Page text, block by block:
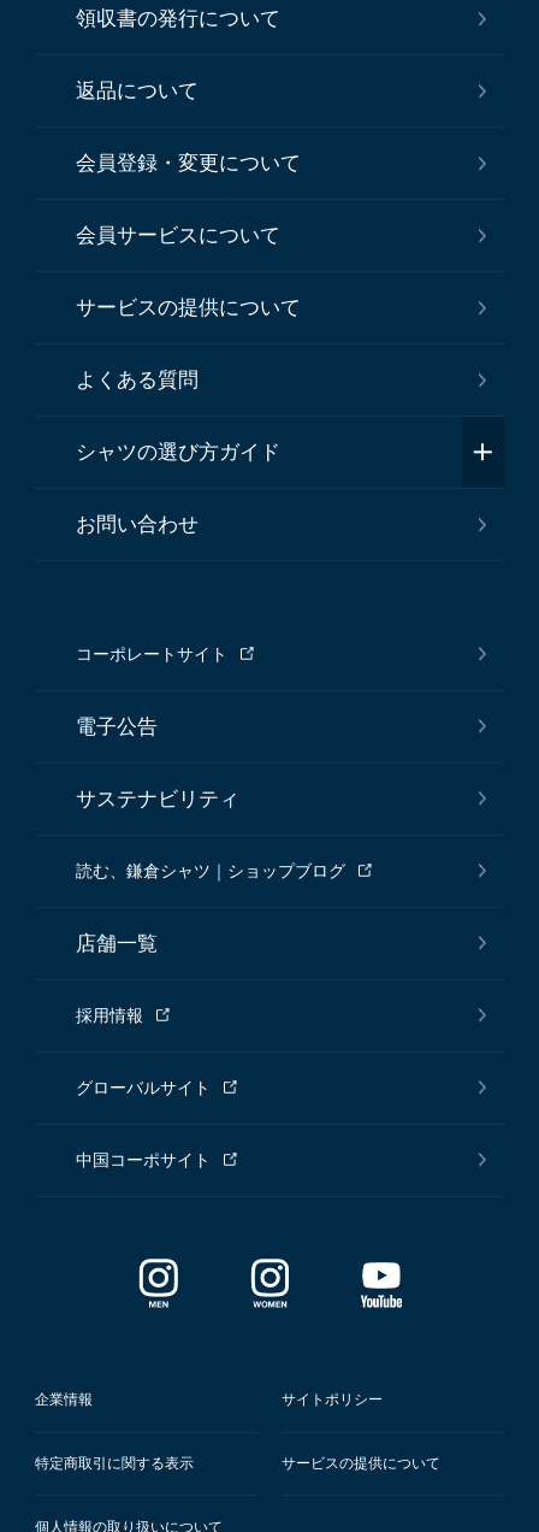
領収書の発行について
返品について
会員登録・変更について
会員サービスについて
サービスの提供について
よくある質問
シャツの選び方ガイド
お問い合わせ
コーポレートサイト
電子公告
サステナビリティ
読む、鎌倉シャツ｜ショップブログ
店舗一覧
採用情報
グローバルサイト
中国コーポサイト
企業情報 サイトポリシー
特定商取引に関する表示 サービスの提供について
個人情報の取り扱いについて